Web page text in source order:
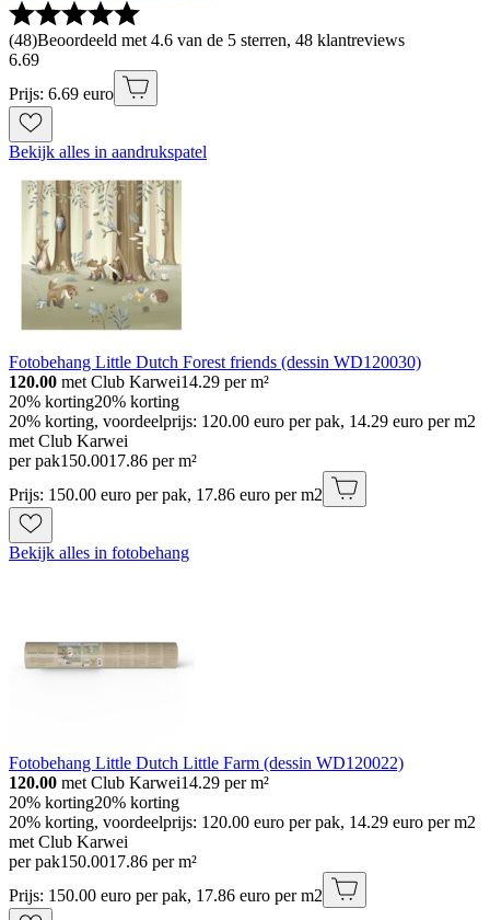
(48)Beoordeeld met 4.6 van de 5 sterren, 48 klantreviews
6.69
Prijs: 6.69 euro
Bekijk alles in aandrukspatel
Fotobehang Little Dutch Forest friends (dessin WD120030)
120.00 met Club Karwei14.29 per m²
20% korting20% korting
20% korting, voordeelprijs: 120.00 euro per pak, 14.29 euro per m2
met Club Karwei
per pak150.0017.86 per m²
Prijs: 150.00 euro per pak, 17.86 euro per m2
Bekijk alles in fotobehang
Fotobehang Little Dutch Little Farm (dessin WD120022)
120.00 met Club Karwei14.29 per m²
20% korting20% korting
20% korting, voordeelprijs: 120.00 euro per pak, 14.29 euro per m2
met Club Karwei
per pak150.0017.86 per m²
Prijs: 150.00 euro per pak, 17.86 euro per m2